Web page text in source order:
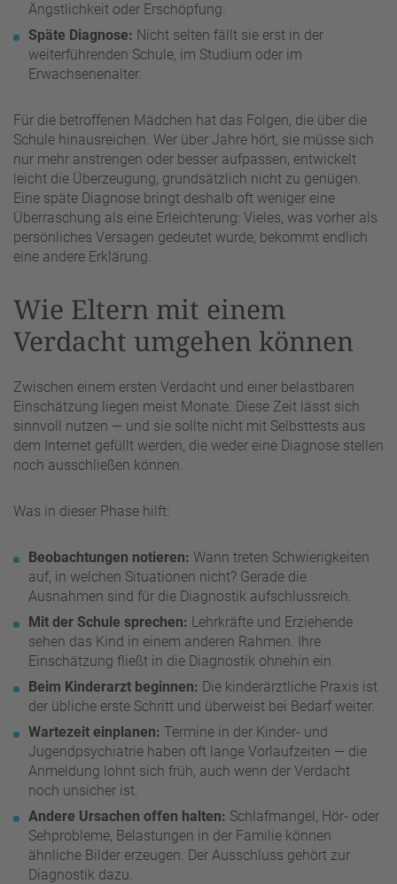
Ängstlichkeit oder Erschöpfung.
Späte Diagnose: Nicht selten fällt sie erst in der
weiterführenden Schule, im Studium oder im
Erwachsenenalter.
Für die betroffenen Mädchen hat das Folgen, die über die
Schule hinausreichen. Wer über Jahre hört, sie müsse sich
nur mehr anstrengen oder besser aufpassen, entwickelt
leicht die Überzeugung, grundsätzlich nicht zu genügen.
Eine späte Diagnose bringt deshalb oft weniger eine
Überraschung als eine Erleichterung: Vieles, was vorher als
persönliches Versagen gedeutet wurde, bekommt endlich
eine andere Erklärung.
Wie Eltern mit einem
Verdacht umgehen können
Zwischen einem ersten Verdacht und einer belastbaren
Einschätzung liegen meist Monate. Diese Zeit lässt sich
sinnvoll nutzen — und sie sollte nicht mit Selbsttests aus
dem Internet gefüllt werden, die weder eine Diagnose stellen
noch ausschließen können.
Was in dieser Phase hilft:
Beobachtungen notieren: Wann treten Schwierigkeiten
auf, in welchen Situationen nicht? Gerade die
Ausnahmen sind für die Diagnostik aufschlussreich.
Mit der Schule sprechen: Lehrkräfte und Erziehende
sehen das Kind in einem anderen Rahmen. Ihre
Einschätzung fließt in die Diagnostik ohnehin ein.
Beim Kinderarzt beginnen: Die kinderärztliche Praxis ist
der übliche erste Schritt und überweist bei Bedarf weiter.
Wartezeit einplanen: Termine in der Kinder- und
Jugendpsychiatrie haben oft lange Vorlaufzeiten — die
Anmeldung lohnt sich früh, auch wenn der Verdacht
noch unsicher ist.
Andere Ursachen offen halten: Schlafmangel, Hör- oder
Sehprobleme, Belastungen in der Familie können
ähnliche Bilder erzeugen. Der Ausschluss gehört zur
Diagnostik dazu.